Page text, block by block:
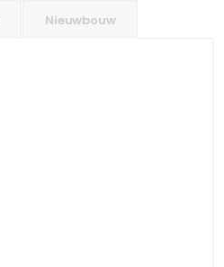
Nieuwbouw